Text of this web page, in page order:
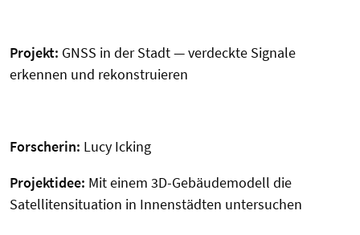
Projekt: GNSS in der Stadt — verdeckte Signale
erkennen und rekonstruieren
Forscherin: Lucy Icking
Projektidee: Mit einem 3D-Gebäudemodell die
Satellitensituation in Innenstädten untersuchen